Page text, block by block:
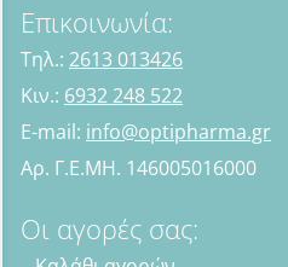
Επικοινωνία:
Τηλ.: 2613 013426
Κιν.: 6932 248 522
E-mail: info@optipharma.gr
Αρ. Γ.Ε.ΜΗ. 146005016000
Οι αγορές σας: